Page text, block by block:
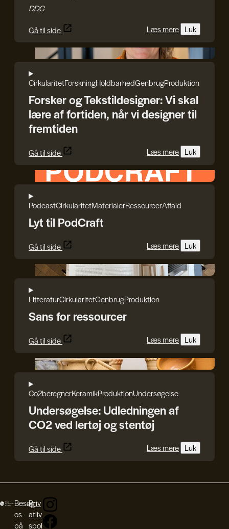
DDC
Gå til side
Læs mere Luk
Rasmus Blicher
CirkularitetForskningHoldbarhedGenbrugProduktion
Forsker og Tekstildesigner: Vi skal
lære af fortiden, når vi designer til
fremtiden
Gå til side Læs mere Luk
HEPHAESTUS
PodcastCirkularitetMaterialerRessourcerAffald
Lyt til PodCraft
Gå til side Læs mere Luk
Reshape Waste
LitteraturCirkularitetGenbrugProduktion
Sans for ressourcer
Gå til side Læs mere Luk
Jette Sørensen og Anna Andersen
Co2beregnerKeramikProduktionUndersøgelse
Undersøgelse: Udledningen af
CO2 ved lertøj og stentøj
Gå til side Læs mere Luk
Besøg
os
på
Priv
atliv
spol